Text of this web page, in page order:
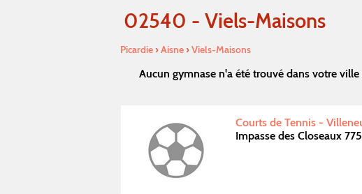
02540 - Viels-Maisons
Picardie›Aisne›Viels-Maisons
Aucun gymnase n'a été trouvé dans votre
Courts de Tennis -
Impasse des Closeaux